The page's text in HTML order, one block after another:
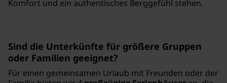
Komfort und ein authentisches Berggefühl stehen.
Sind die Unterkünfte für größere Gruppen
oder Familien geeignet?
Für einen gemeinsamen Urlaub mit Freunden oder der